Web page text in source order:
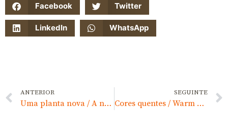
Facebook Twitter
LinkedIn WhatsApp
ANTERIOR
Uma planta nova / A new plant
SEGUINTE
Cores quentes / Warm colors